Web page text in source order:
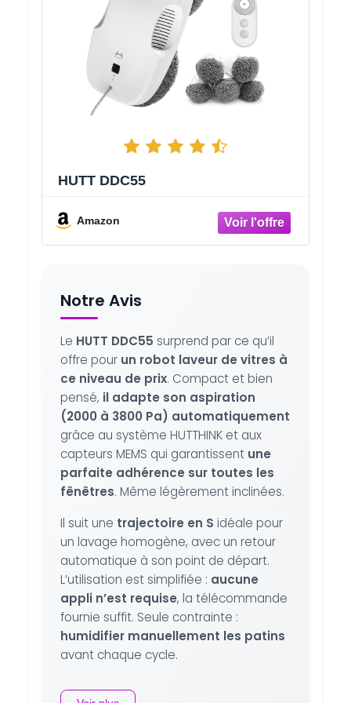
HUTT DDC55
Amazon
Notre Avis
Le HUTT DDC55 surprend par ce qu’il
offre pour un robot laveur de vitres à
ce niveau de prix. Compact et bien
pensé, il adapte son aspiration
(2000 à 3800 Pa) automatiquement
grâce au système HUTTHINK et aux
capteurs MEMS qui garantissent une
parfaite adhérence sur toutes les
fênêtres. Même légèrement inclinées.
Il suit une trajectoire en S idéale pour
un lavage homogène, avec un retour
automatique à son point de départ.
L’utilisation est simplifiée : aucune
appli n’est requise, la télécommande
fournie suffit. Seule contrainte :
humidifier manuellement les patins
avant chaque cycle.